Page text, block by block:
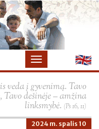
veda į gyvenimą. Tavo
dešinėje – amžina
linksmybė. (Ps 16, 11)
2024 m. spalis 10
×